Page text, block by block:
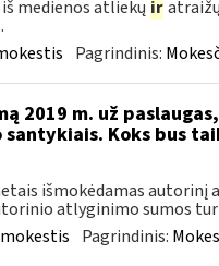
medienos atliekų ir
Pagrindinis:
2019 m. už
Koks bus
išmokėdamas autorinį
atlyginimo sumos
Pagrindinis: